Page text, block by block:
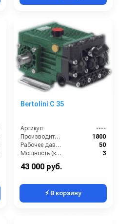
Bertolini С 35
Артикул:
----
Производительность (л/ч):
1800
Рабочее давление (бар):
50
Мощность (кВт):
3
43 000 руб.
⚡ В корзину